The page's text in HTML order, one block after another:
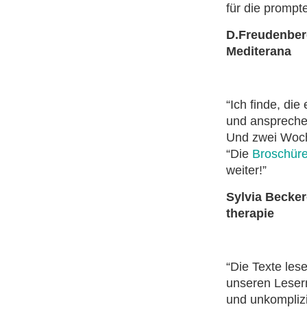
für die
Mediterana
“Ich finde, die
und
Und zwei
“Die
weiter!”
Sylvia
therapie
“Die Texte
unseren
und